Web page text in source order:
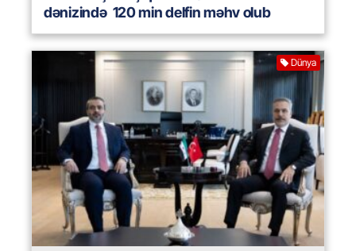
dənizində 120 min delfin məhv olub
Dünya